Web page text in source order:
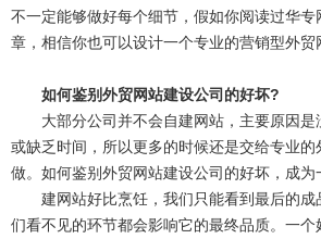
不一定能够做好每个细节，假如你阅读过华
章，相信你也可以设计一个专业的营销型外贸
如何鉴别外贸网站建设公司的好坏?
大部分公司并不会自建网站，主要原因是
或缺乏时间，所以更多的时候还是交给专业
做。如何鉴别外贸网站建设公司的好坏，成为
建网站好比烹饪，我们只能看到最后的成
们看不见的环节都会影响它的最终品质。一